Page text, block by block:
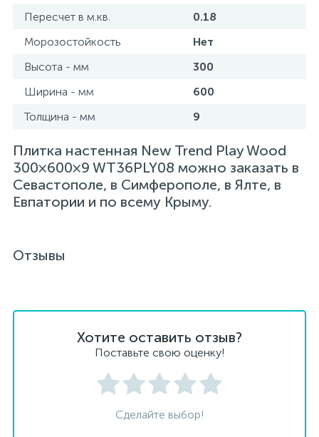
Пересчет в м.кв.
0.18
Морозостойкость
Нет
Высота - мм
300
Ширина - мм
600
Толщина - мм
9
Плитка настенная New Trend Play Wood
300×600×9 WT36PLY08 можно заказать в
Севастополе, в Симферополе, в Ялте, в
Евпатории и по всему Крыму.
Отзывы
Хотите оставить отзыв?
Поставьте свою оценку!
Сделайте выбор!